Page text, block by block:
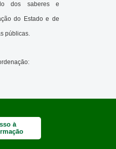
dos saberes e
do Estado e de
públicas.
à